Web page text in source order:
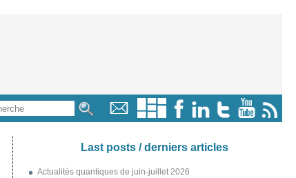
Last posts / derniers articles
Actualités quantiques de juin-juillet 2026